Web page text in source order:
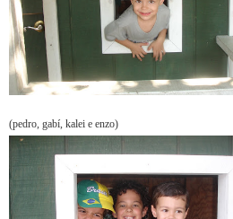
(pedro, gabí, kalei e enzo)